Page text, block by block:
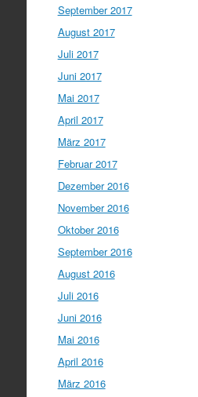
September 2017
August 2017
Juli 2017
Juni 2017
Mai 2017
April 2017
März 2017
Februar 2017
Dezember 2016
November 2016
Oktober 2016
September 2016
August 2016
Juli 2016
Juni 2016
Mai 2016
April 2016
März 2016